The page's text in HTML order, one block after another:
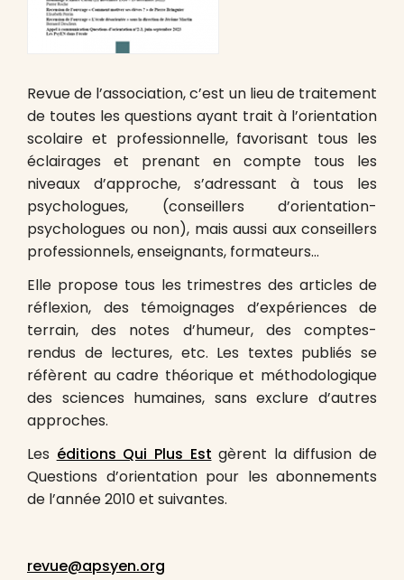
Revue de l’association, c’est un lieu de traitement
de toutes les questions ayant trait à l’orientation
scolaire et professionnelle, favorisant tous les
éclairages et prenant en compte tous les
niveaux d’approche, s’adressant à tous les
psychologues, (conseillers d’orientation-
psychologues ou non), mais aussi aux conseillers
professionnels, enseignants, formateurs…
Elle propose tous les trimestres des articles de
réflexion, des témoignages d’expériences de
terrain, des notes d’humeur, des comptes-
rendus de lectures, etc. Les textes publiés se
réfèrent au cadre théorique et méthodologique
des sciences humaines, sans exclure d’autres
approches.
Les éditions Qui Plus Est gèrent la diffusion de
Questions d’orientation pour les abonnements
de l’année 2010 et suivantes.
revue@apsyen.org